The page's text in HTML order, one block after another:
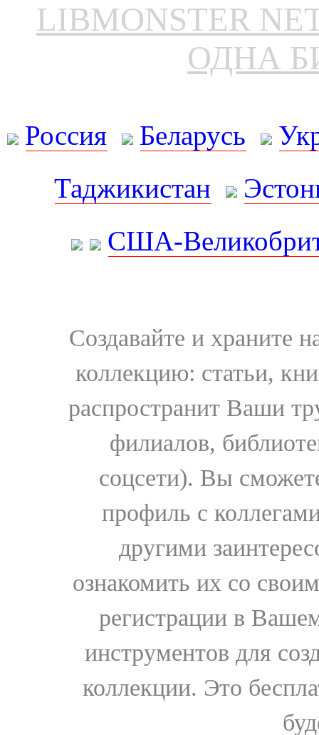
LIBMONSTER
ОДНА
Россия Беларусь
Таджикистан
США-
Создавайте и храните
коллекцию: статьи,
распространит Ваши
филиалов,
соцсети). Вы
профиль с
другими
ознакомить их со
регистрации в
инструментов для
коллекции. Это